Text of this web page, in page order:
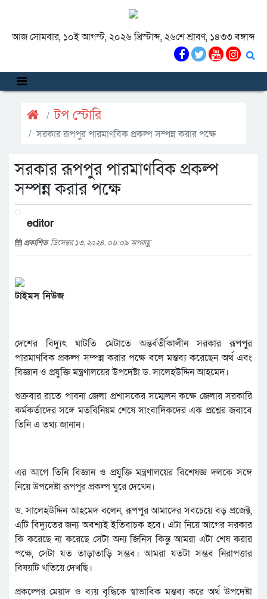
আজ সোমবার, ১০ই আগস্ট, ২০২৬ খ্রিস্টাব্দ, ২৬শে শ্রাবণ, ১৪৩৩ বঙ্গাব্দ
টপ স্টোরি
সরকার রূপপুর পারমাণবিক প্রকল্প সম্পন্ন করার পক্ষে
সরকার রূপপুর পারমাণবিক প্রকল্প
সম্পন্ন করার পক্ষে
editor
প্রকাশিত ডিসেম্বর ১৩, ২০২৪, ০৬:০৯ অপরাহ্ণ
টাইমস নিউজ
দেশের বিদ্যুৎ ঘাটতি মেটাতে অন্তর্বর্তীকালীন সরকার রূপপুর
পারমাণবিক প্রকল্প সম্পন্ন করার পক্ষে বলে মন্তব্য করেছেন অর্থ এবং
বিজ্ঞান ও প্রযুক্তি মন্ত্রণালয়ের উপদেষ্টা ড. সালেহউদ্দিন আহমেদ।
শুক্রবার রাতে পাবনা জেলা প্রশাসকের সম্মেলন কক্ষে জেলার সরকারি
কর্মকর্তাদের সঙ্গে মতবিনিয়ম শেষে সাংবাদিকদের এক প্রশ্নের জবাবে
তিনি এ তথ্য জানান।
এর আগে তিনি বিজ্ঞান ও প্রযুক্তি মন্ত্রণালয়ের বিশেষজ্ঞ দলকে সঙ্গে
নিয়ে উপদেষ্টা রূপপুর প্রকল্প ঘুরে দেখেন।
ড. সালেহউদ্দিন আহমেদ বলেন, রূপপুর আমাদের সবচেয়ে বড় প্রজেক্ট,
এটি বিদ্যুতের জন্য অবশ্যই ইতিবাচক হবে। এটা নিয়ে আগের সরকার
কি করেছে না করেছে সেটা অন্য জিনিস কিন্তু আমরা এটা শেষ করার
পক্ষে, সেটা যত তাড়াতাড়ি সম্ভব। আমরা যতটা সম্ভব নিরাপত্তার
বিষয়টি খতিয়ে দেখছি।
প্রকল্পের মেয়াদ ও ব্যয় বৃদ্ধিকে স্বাভাবিক মন্তব্য করে অর্থ উপদেষ্টা